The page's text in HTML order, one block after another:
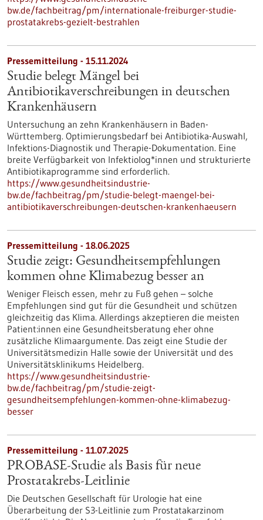
bw.de/fachbeitrag/pm/internationale-freiburger-studie-
prostatakrebs-gezielt-bestrahlen
Pressemitteilung - 15.11.2024
Studie belegt Mängel bei
Antibiotikaverschreibungen in deutschen
Krankenhäusern
Untersuchung an zehn Krankenhäusern in Baden-
Württemberg. Optimierungsbedarf bei Antibiotika-Auswahl,
Infektions-Diagnostik und Therapie-Dokumentation. Eine
breite Verfügbarkeit von Infektiolog*innen und strukturierte
Antibiotikaprogramme sind erforderlich.
https://www.gesundheitsindustrie-
bw.de/fachbeitrag/pm/studie-belegt-maengel-bei-
antibiotikaverschreibungen-deutschen-krankenhaeusern
Pressemitteilung - 18.06.2025
Studie zeigt: Gesundheitsempfehlungen
kommen ohne Klimabezug besser an
Weniger Fleisch essen, mehr zu Fuß gehen – solche
Empfehlungen sind gut für die Gesundheit und schützen
gleichzeitig das Klima. Allerdings akzeptieren die meisten
Patient:innen eine Gesundheitsberatung eher ohne
zusätzliche Klimaargumente. Das zeigt eine Studie der
Universitätsmedizin Halle sowie der Universität und des
Universitätsklinikums Heidelberg.
https://www.gesundheitsindustrie-
bw.de/fachbeitrag/pm/studie-zeigt-
gesundheitsempfehlungen-kommen-ohne-klimabezug-
besser
Pressemitteilung - 11.07.2025
PROBASE-Studie als Basis für neue
Prostatakrebs-Leitlinie
Die Deutschen Gesellschaft für Urologie hat eine
Überarbeitung der S3-Leitlinie zum Prostatakarzinom